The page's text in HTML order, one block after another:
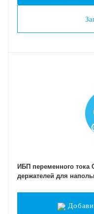
ИБП переменного тока
держателей для